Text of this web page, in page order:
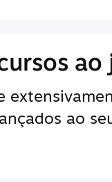
ao
ao